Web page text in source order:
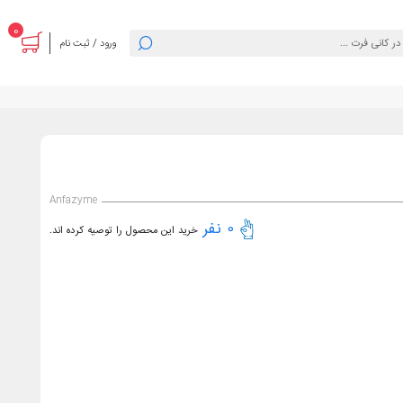
ورود / ثبت نام
0
Anfazyme
0 نفر خرید این محصول را توصیه کرده اند.